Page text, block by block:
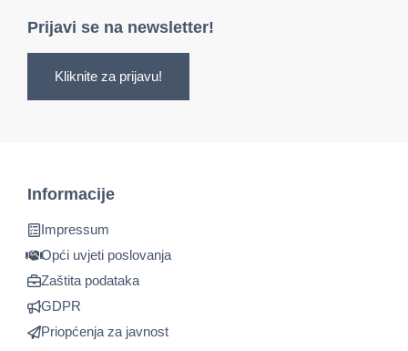
Prijavi se na newsletter!
Kliknite za prijavu!
Informacije
Impressum
Opći uvjeti poslovanja
Zaštita podataka
GDPR
Priopćenja za javnost